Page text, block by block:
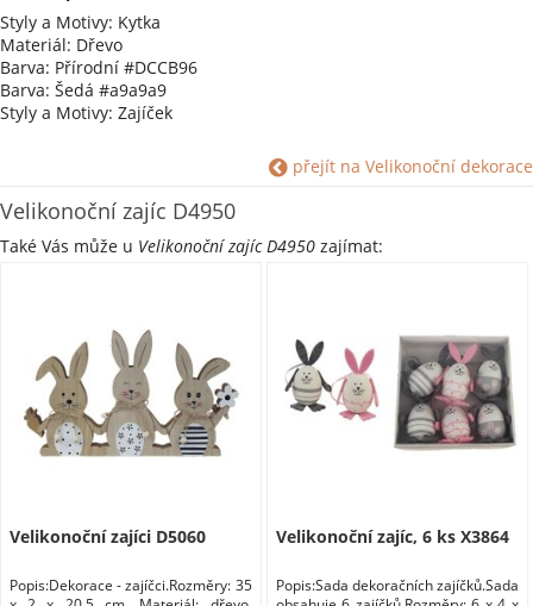
Styly a Motivy: Kytka
Materiál: Dřevo
Barva: Přírodní #DCCB96
Barva: Šedá #a9a9a9
Styly a Motivy: Zajíček
přejít na Velikonoční dekorace
Velikonoční zajíc D4950
Také Vás může u Velikonoční zajíc D4950 zajímat:
Velikonoční zajíci D5060
Popis:Dekorace - zajíčci.Rozměry: 35
Velikonoční zajíc, 6 ks X3864
Popis:Sada dekoračních zajíčků.Sada